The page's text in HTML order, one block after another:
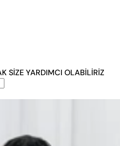
SİZE YARDIMCI OLABİLİRİZ